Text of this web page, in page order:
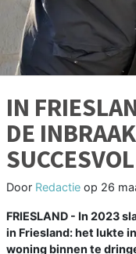
IN
DE
SUCCESVOL
Door Redactie op 26
FRIESLAND - In 2023
in Friesland: het lukte
woning binnen te